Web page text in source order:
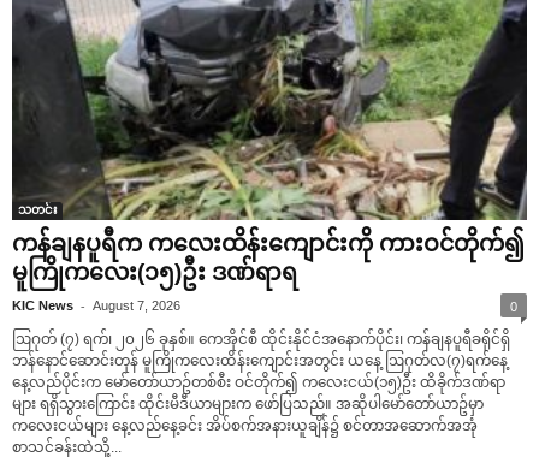
သတင်း
ကန်ချနပူရီက ကလေးထိန်းကျောင်းကို ကားဝင်တိုက်၍
မူကြိုကလေး(၁၅)ဦး ဒဏ်ရာရ
KIC News - August 7, 2026 0
ဩဂုတ် (၇) ရက်၊ ၂၀၂၆ ခုနှစ်။ ကေအိုင်စီ ထိုင်းနိုင်ငံအနောက်ပိုင်း၊ ကန်ချနပူရီခရိုင်ရှိ
ဘန်နောင်ဆောင်းတုန် မူကြိုကလေးထိန်းကျောင်းအတွင်း ယနေ့ ဩဂုတ်လ(၇)ရက်နေ့
နေ့လည်ပိုင်းက မော်တော်ယာဥ်တစ်စီး ဝင်တိုက်၍ ကလေးငယ်(၁၅)ဦး ထိခိုက်ဒဏ်ရာ
များ ရရှိသွားကြောင်း ထိုင်းမီဒီယာများက ဖော်ပြသည်။ အဆိုပါမော်တော်ယာဥ်မှာ
ကလေးငယ်များ နေ့လည်နေ့ခင်း အိပ်စက်အနားယူချိန်၌ စင်တာအဆောက်အအုံ
စာသင်ခန်းထဲသို့...